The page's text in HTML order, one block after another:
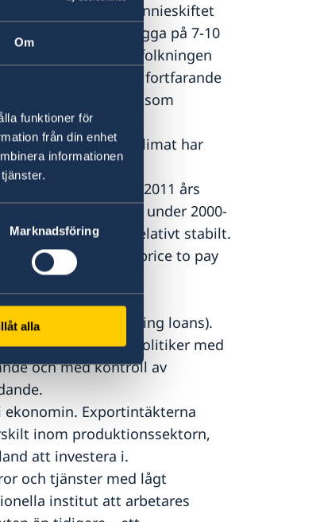
Om
funktioner för
från din enhet
informationen
Marknadsföring
alla
åren kring millennieskiftet
tillväxttakt borde ligga på 7-10
över 60 % av befolkningen
befolkningen lever fortfarande
arbetskraft som
klimat har
få bukt med sina
ned inflationen från 2011 års
valutan VND har under 2000-
har den legat relativt stabilt.
are an acceptable price to pay
strategi.
i de två
NPL (non-performing loans).
krediter och politiker med
och med kontroll av
Exportintäkterna
inom produktionssektorn,
att investera i.
och tjänster med lågt
institut att arbetares